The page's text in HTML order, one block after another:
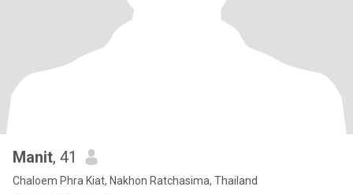
Manit, 41
Chaloem Phra Kiat, Nakhon Ratchasima, Thailand